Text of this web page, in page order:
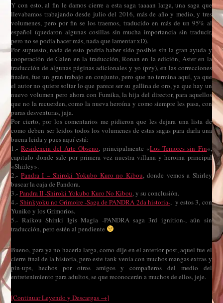
Y con esto, al fin le damos cierre a esta saga taaaan larga, una saga que
llevabamos trabajando desde julio del 2016, más de año y medio, y tres
volumenes, pero por fin se los traemos, traducido en más de un 95% al
español (quedaron algunas cosillas sin mucha importancia sin traducir,
pero no se podía hacer más, nada que lamentar xD).
Por supuesto, nada de esto podría haber sido posible sin la gran ayuda y
cooperación de Galen en la traducción, Ronan en la edición, Aster en la
traducción de algunas páginas adicionales y yo (pzy), en las correcciones
finales, fue un gran trabajo en conjunto, pero que no termina aquí, ya que
el autor no quiere soltar lo que parece ser su gallina de oro, ya que hay un
nuevo volumen pero ahora con Fumika, la hija del director, para aquellos
que no la recuerden, como la nueva heroína y como siempre les pasa, con
puras desventuras, jaja.
Por cierto, por los comentarios me pidieron que les dejara una lista de
como deben ser leidos todos los volumenes de estas sagas para darla una
buena leida y pues aquí está:
1.- Residencia del Arte Obseno, principalmente «Los Temores sin Fin«,
capitulo donde sale por primera vez nuestra villana y heroina principal
«Shirley».
2.- Pandra I – Shiroki Yokubo Kuro no Kibou, donde vemos a Shirley
buscar la caja de Pandora.
3.-Pandra II -Shiroki Yokubo Kuro No Kibou, y su conclusión.
4.- Shinkyoku no Grimoire -Saga de PANDRA 2da historia-, y estos 3, con
Yuniko y los Grimorios.
5.- Raikou Shinki Igis Magia -PANDRA saga 3rd ignition-, aún sin
traducción, pero estén al pendiente
Bueno, para ya no hacerla larga, como dije en el anterior post, aquel fue el
cierre final de la historia, pero este tank venía con muchos mangas extras y
pin-ups, hechos por otros amigos y compañeros del medio del
entretenimiento para adultos, se que reconocerán a muchos de ellos, jeje.
[Continuar Leyendo y Descargas →]